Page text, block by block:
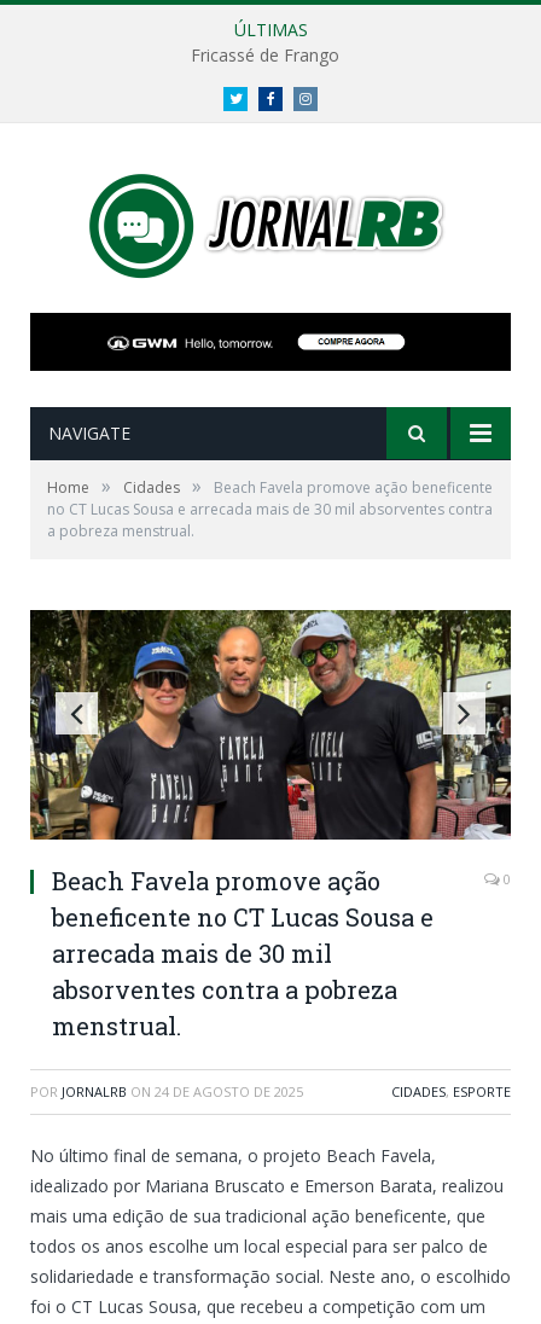
ÚLTIMAS
Fricassé de Frango
TwitterFacebookInstagram
NAVIGATE
Home » Cidades »
Beach Favela promove ação beneficente
no CT Lucas Sousa e arrecada mais de 30 mil absorventes contra
a pobreza menstrual.
Beach Favela promove ação
beneficente no CT Lucas Sousa e
arrecada mais de 30 mil
absorventes contra a pobreza
menstrual.
0
POR JORNALRB ON 24 DE AGOSTO DE 2025 CIDADES, ESPORTE
No último final de semana, o projeto Beach Favela,
idealizado por Mariana Bruscato e Emerson Barata, realizou
mais uma edição de sua tradicional ação beneficente, que
todos os anos escolhe um local especial para ser palco de
solidariedade e transformação social. Neste ano, o escolhido
foi o CT Lucas Sousa, que recebeu a competição com um